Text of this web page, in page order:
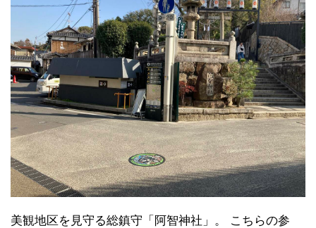
美観地区を見守る総鎮守「阿智神社」。 こちらの参